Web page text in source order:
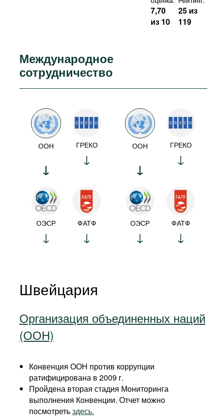
7,70
из 10
25 из
119
Международное
сотрудничество
ООН ГРЕКО
ОЭСР ФАТФ
ООН ГРЕКО
ОЭСР ФАТФ
Швейцария
Организация объединенных наций
(ООН)
Конвенция ООН против коррупции
ратифицирована в 2009 г.
Пройдена вторая стадия Мониторинга
выполнения Конвенции. Отчет можно
посмотретьздесь.